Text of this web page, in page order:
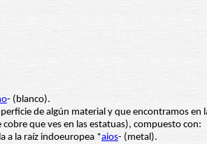
- (blanco).
de algún material y que encontramos en
que ves en las estatuas), compuesto con:
a la raíz indoeuropea *aios- (metal).